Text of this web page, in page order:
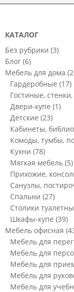
КАТАЛОГ
Без рубрики (3)
Блог (6)
Мебель для дома
Гардеробные (17)
Гостиные,
Двери-купе (1)
Детские (23)
Кабинеты,
Комоды, тумбы,
Кухни (78)
Мягкая мебель (5)
Прихожие,
Санузлы,
Спальни (27)
Столики
Шкафы-купе (39)
Мебель офисная
Мебель для
Мебель для
Мебель для
Мебель для
Мебель для